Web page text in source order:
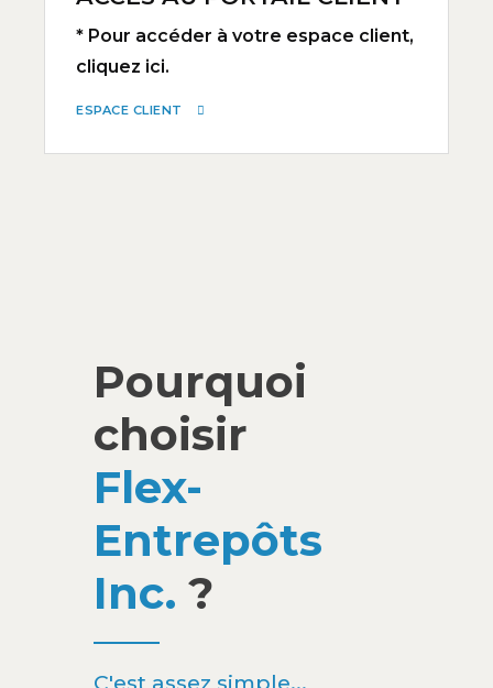
* Pour accéder à votre espace client,
cliquez ici.
ESPACE CLIENT
Pourquoi
choisir
Flex-
Entrepôts
Inc. ?
C'est assez simple...